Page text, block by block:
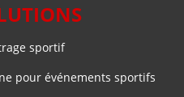
sportif
pour événements sportifs